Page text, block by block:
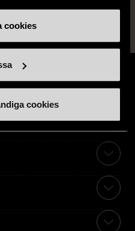
cookies
cookies